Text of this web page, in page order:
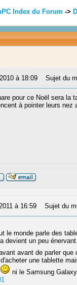
Index du Forum ->
à 18:09 Sujet du
pour ce Noël sera
à pointer leurs
à 16:59 Sujet du
le monde parle des
devient un peu
avant de parler
une tablette
ni le Samsung